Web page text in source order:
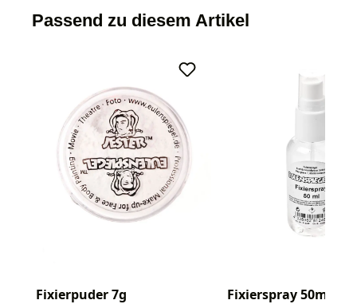
Passend zu diesem Artikel
Fixierpuder 7g Fixierspray 50ml